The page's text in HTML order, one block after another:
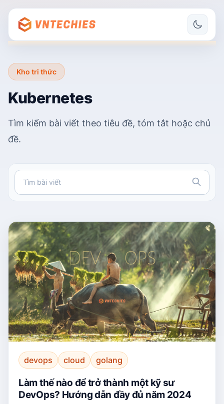
Kho tri thức
Kubernetes
Tìm kiếm bài viết theo tiêu đề, tóm tắt hoặc chủ
đề.
devops cloud golang
Làm thế nào để trở thành một kỹ sư
DevOps? Hướng dẫn đầy đủ năm 2024